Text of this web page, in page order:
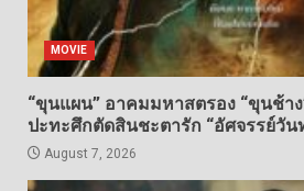
MOVIE
“ขุนแผน” อาคมมหาสตรอง “ขุนช้า
ปะทะศึกตัดสินชะตารัก “อัศจรรย์วัน
August 7, 2026